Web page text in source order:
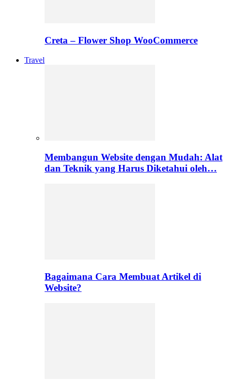
Creta – Flower Shop WooCommerce
Travel
Membangun Website dengan Mudah: Alat
dan Teknik yang Harus Diketahui oleh…
Bagaimana Cara Membuat Artikel di
Website?